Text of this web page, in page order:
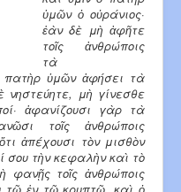
ὑμῶν ὁ οὐράνιος·
ἐὰν δὲ μὴ ἀφῆτε
τοῖς ἀνθρώποις
τὰ
ὑμῶν ἀφήσει τὰ
μὴ γίνεσθε
ἀφανίζουσι γὰρ τὰ
τοῖς ἀνθρώποις
ἀπέχουσι τὸν μισθὸν
σου τὴν κε­φαλὴν καὶ τὸ
τοῖς ἀνθρώποις